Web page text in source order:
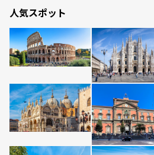
人気スポット